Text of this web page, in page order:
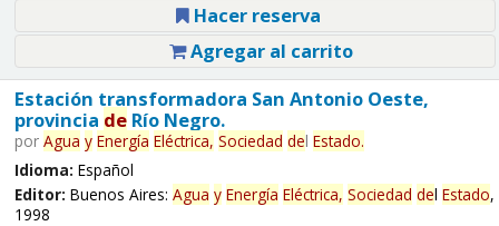
Hacer reserva
Agregar al carrito
Estación transformadora San Antonio Oeste,
provincia deRío Negro.
por Agua y Energía Eléctrica, Sociedad del Estado.
Idioma: Español
Editor: Buenos Aires: Agua y Energía Eléctrica, Sociedad del Estado,
1998